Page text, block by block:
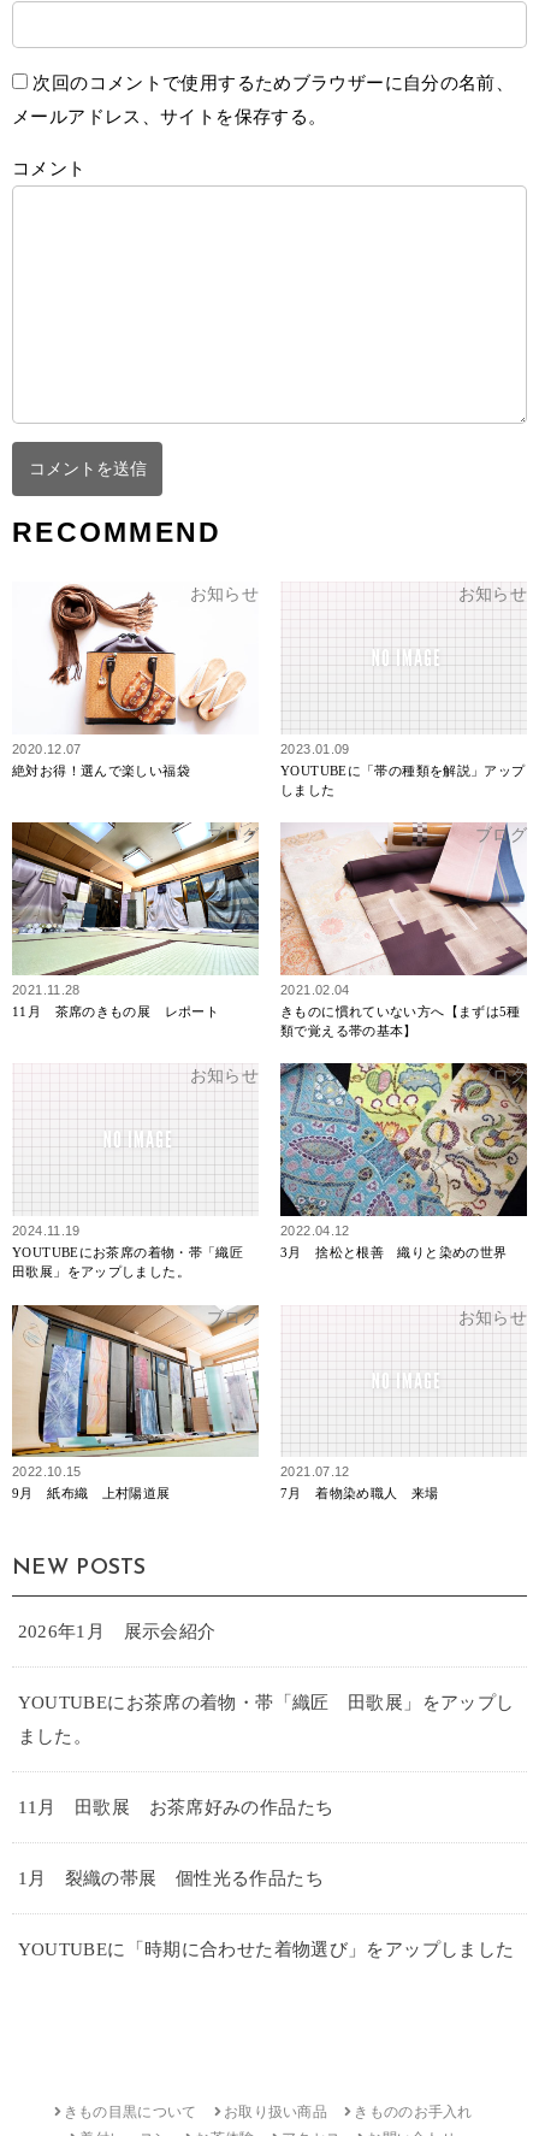
次回のコメントで使用するためブラウザーに自分の名前、
メールアドレス、サイトを保存する。
コメント
RECOMMEND
お知らせ
2020.12.07
絶対お得！選んで楽しい福袋
お知らせ
2023.01.09
YOUTUBEに「帯の種類を解説」アップ
しました
ブログ
2021.11.28
11月 茶席のきもの展 レポート
ブログ
2021.02.04
きものに慣れていない方へ【まずは5種
類で覚える帯の基本】
お知らせ
2024.11.19
YOUTUBEにお茶席の着物・帯「織匠
田歌展」をアップしました。
ブログ
2022.04.12
3月 捨松と根善 織りと染めの世界
ブログ
2022.10.15
9月 紙布織 上村陽道展
お知らせ
2021.07.12
7月 着物染め職人 来場
NEW POSTS
2026年1月 展示会紹介
YOUTUBEにお茶席の着物・帯「織匠 田歌展」をアップし
ました。
11月 田歌展 お茶席好みの作品たち
1月 裂織の帯展 個性光る作品たち
YOUTUBEに「時期に合わせた着物選び」をアップしました
きもの目黒について お取り扱い商品
きもののお手入れ